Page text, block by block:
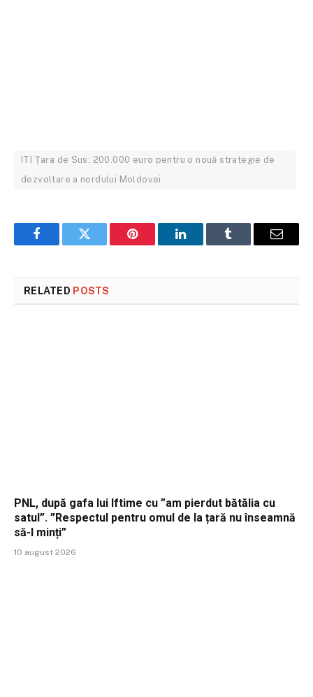
ITI Țara de Sus: 200.000 euro pentru o nouă strategie de
dezvoltare a nordului Moldovei
FacebookTwitter Pinterest LinkedInTumblr Email
RELATED POSTS
PNL, după gafa lui Iftime cu ”am pierdut bătălia cu
satul”. ”Respectul pentru omul de la țară nu înseamnă
să-l minți”
10 august 2026